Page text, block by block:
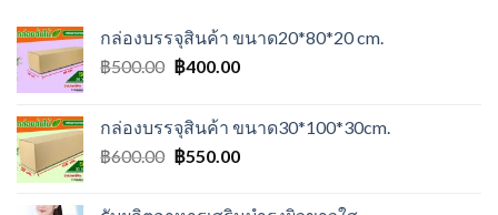
กล่องบรรจุสินค้า ขนาด20*80*20 cm.
฿500.00 Original
฿500.00.
฿400.00Current
฿400.00.
กล่องบรรจุสินค้า ขนาด30*100*30cm.
฿600.00 Original
฿550.00Current